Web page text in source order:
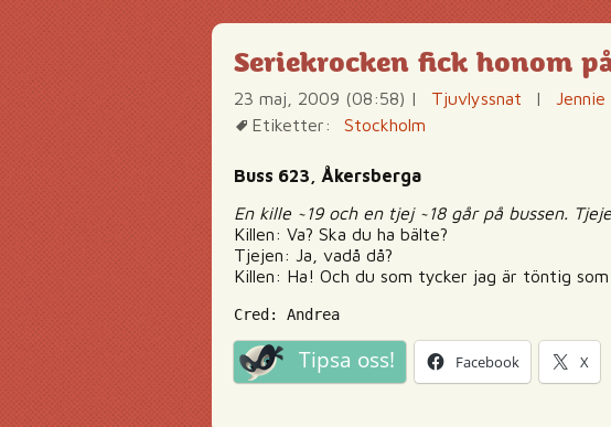
Seriekrocken fick honom
23 maj, 2009 (08:58) | Tjuvlyssnat |
Jennie
Etiketter:
Stockholm
Buss 623, Åkersberga
En kille ~19 och en tjej ~18 går på bussen.
Killen: Va? Ska du ha bälte?
Tjejen: Ja, vadå då?
Killen: Ha! Och du som tycker jag är töntig
Cred: Andrea
Tipsa oss! Facebook X